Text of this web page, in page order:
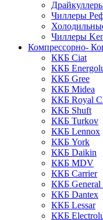
Чиллеры
Чиллеры
Компрессорно-
ККБ Ciat
ККБ
ККБ Gree
ККБ Midea
ККБ Royal
ККБ Shuft
ККБ Turkov
ККБ Lennox
ККБ York
ККБ Daikin
ККБ MDV
ККБ Carrier
ККБ General
ККБ Dantex
ККБ Lessar
ККБ